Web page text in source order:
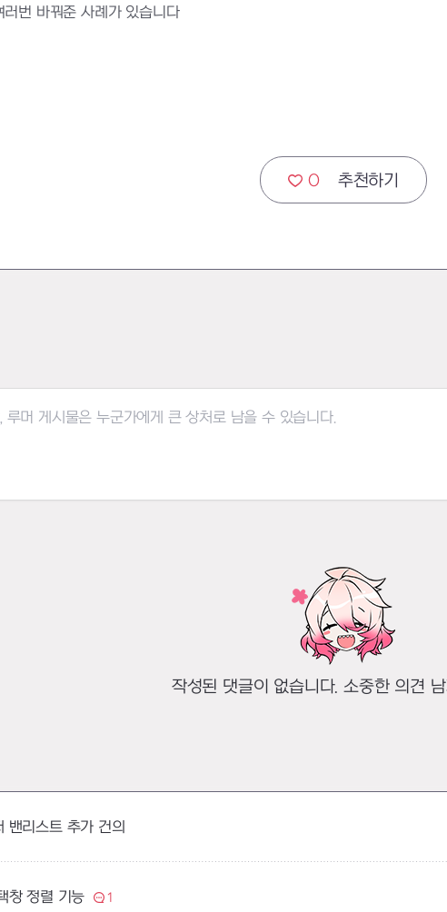
번 바꿔준 사례가 있습니다
0 추천하기
작성된 댓글이 없습니다. 소중한 의견
밴리스트 추가 건의
창 정렬 기능 1